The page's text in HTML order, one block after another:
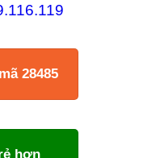
28485
hơn